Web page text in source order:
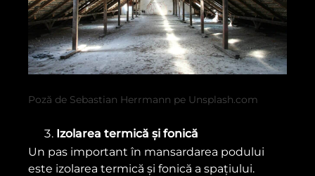
Poză de Sebastian Herrmann pe Unsplash.com
Izolarea termică și fonică
Un pas important în mansardarea podului
este izolarea termică și fonică a spațiului.